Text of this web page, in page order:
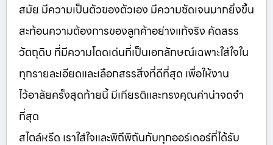
สมัย มีความเป็นตัวของตัวเอง มีความชัดเจนมากยิ่งขึ้น
สะท้อนความต้องการของลูกค้าอย่างแท้จริง คัดสรร
วัตถุดิบ ที่มีความโดดเด่นที่เป็นเอกลักษณ์เฉพาะใส่ใจใน
ทุกรายละเอียดและเลือกสรรสิ่งที่ดีที่สุด เพื่อให้งาน
ไว้อาลัยครั้งสุดท้ายนี้ มีเกียรติและทรงคุณค่าน่าจดจำ
ที่สุด
สไตล์หรีด เราใส่ใจและพิถีพิถันกับทุกออร์เดอร์ที่ได้รับ